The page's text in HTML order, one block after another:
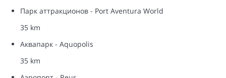
Парк аттракционов - Port Aventura World
35 km
Аквапарк - Aquopolis
35 km